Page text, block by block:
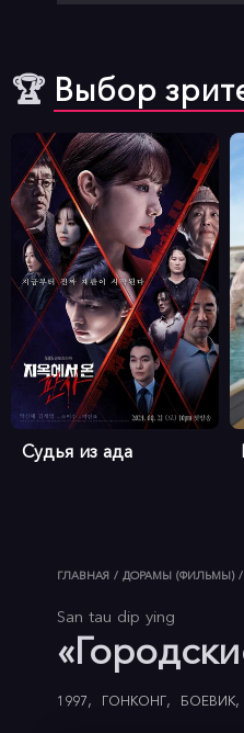
🏆 Выбор
Судья из ада
ГЛАВНАЯ / ДОРАМЫ (ФИЛЬМЫ) /
San tau dip ying
1997 ГОНКОНГ БОЕВИК